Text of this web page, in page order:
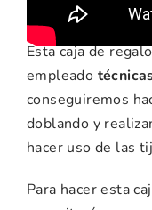
Esta caja de
empleado
conseguiremos
doblando y
hacer uso de las
Para hacer esta